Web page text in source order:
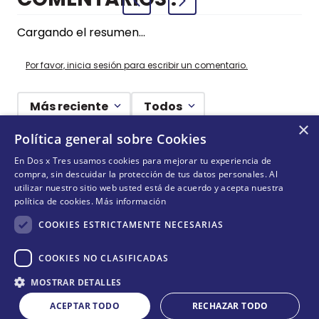
Cantidad
＋
－ COMPRAR
Cargando el resumen…
Por favor, inicia sesión para escribir un comentario.
Más reciente Todos
Cargando comentarios…
¡NO TE PIERDAS NADA!
Acepta términos y condiciones
×
Política general sobre Cookies
En Dos x Tres usamos cookies para mejorar tu experiencia de
compra, sin descuidar la protección de tus datos personales. Al
utilizar nuestro sitio web usted está de acuerdo y acepta nuestra
política de cookies. Más información
COOKIES ESTRICTAMENTE NECESARIAS
COOKIES NO CLASIFICADAS
MOSTRAR DETALLES
ACEPTAR TODO
RECHAZAR TODO